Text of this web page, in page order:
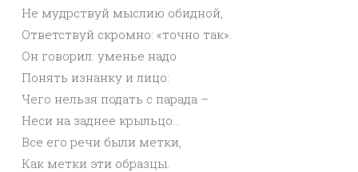
Не мудрствуй мыслию обидной,
Ответствуй скромно: «точно так».
Он говорил: уменье надо
Понять изнанку и лицо:
Чего нельзя подать с парада –
Неси на заднее крыльцо…
Все его речи были метки,
Как метки эти образцы.